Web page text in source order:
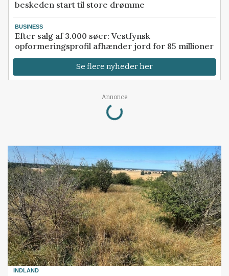
beskeden start til store drømme
BUSINESS
Efter salg af 3.000 søer: Vestfynsk
opformeringsprofil afhænder jord for 85 millioner
Se flere nyheder her
Annonce
Loading...
INDLAND